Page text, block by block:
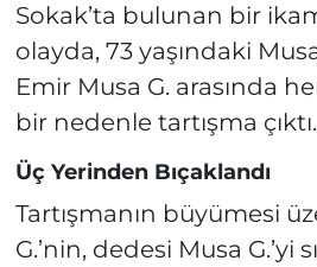
Sokak’ta bulunan bir
olayda, 73 yaşındaki
Emir Musa G. arasında
bir nedenle tartışma çıktı.
Üç Yerinden Bıçaklandı
Tartışmanın büyümesi
G.’nin, dedesi Musa G.’yi